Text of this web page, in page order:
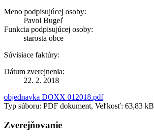
Meno podpisujúcej osoby:
Pavol Bugeľ
Funkcia podpisujúcej osoby:
starosta obce
Súvisiace faktúry:
Dátum zverejnenia:
22. 2. 2018
objednavka DOXX 012018.pdf
Typ súboru: PDF dokument, Veľkosť: 63,83 kB
Zverejňovanie